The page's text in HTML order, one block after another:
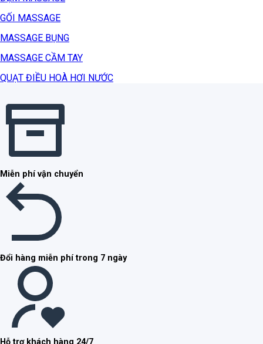
GỐI MASSAGE
MASSAGE BỤNG
MASSAGE CẦM TAY
QUẠT ĐIỀU HOÀ HƠI NƯỚC
Miễn phí vận chuyển
Đổi hàng miễn phí trong 7 ngày
Hỗ trợ khách hàng 24/7